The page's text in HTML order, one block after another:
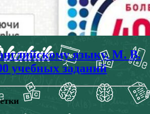
языку. М. В.
учебных заданий